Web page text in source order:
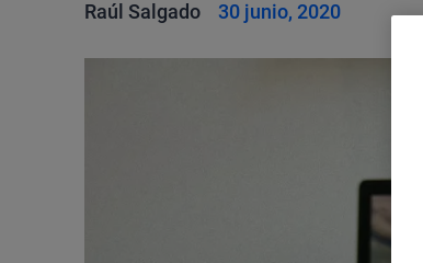
Raúl Salgado 30 junio, 2020